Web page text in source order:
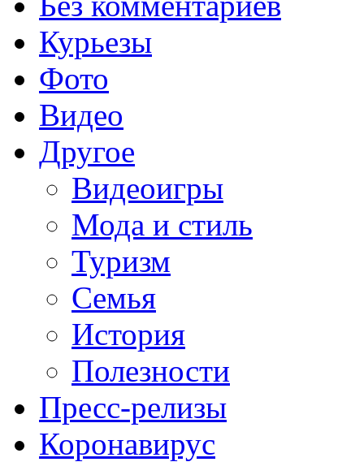
Курьезы
Фото
Видео
Другое
Видеоигры
Мода и стиль
Туризм
Семья
История
Полезности
Пресс-релизы
Коронавирус